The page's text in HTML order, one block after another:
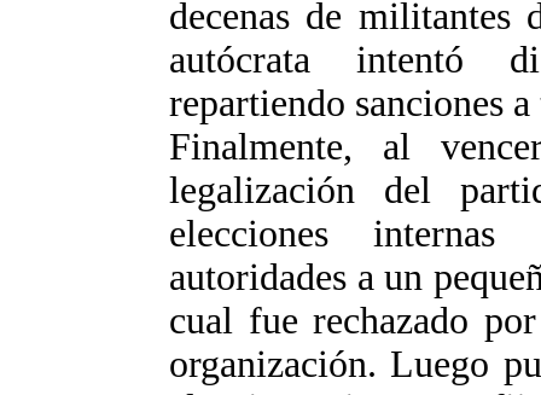
decenas de militantes
autócrata intentó
repartiendo sanciones
Finalmente, al
legalización del
elecciones
autoridades a un
cual fue rechazado
organización. Luego